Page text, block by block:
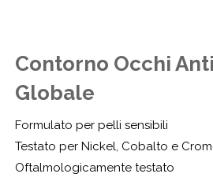
Contorno Occhi
Globale
Formulato per pelli sensibili
Testato per Nickel, Cobalto e
Oftalmologicamente testato